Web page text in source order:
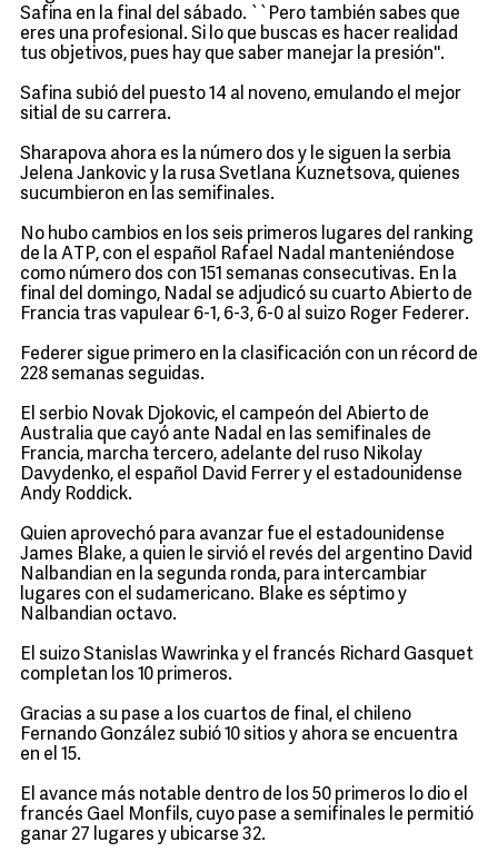
Safina en la final del sábado. ``Pero también sabes que
eres una profesional. Si lo que buscas es hacer realidad
tus objetivos, pues hay que saber manejar la presión''.
Safina subió del puesto 14 al noveno, emulando el mejor
sitial de su carrera.
Sharapova ahora es la número dos y le siguen la serbia
Jelena Jankovic y la rusa Svetlana Kuznetsova, quienes
sucumbieron en las semifinales.
No hubo cambios en los seis primeros lugares del ranking
de la ATP, con el español Rafael Nadal manteniéndose
como número dos con 151 semanas consecutivas. En la
final del domingo, Nadal se adjudicó su cuarto Abierto de
Francia tras vapulear 6-1, 6-3, 6-0 al suizo Roger Federer.
Federer sigue primero en la clasificación con un récord de
228 semanas seguidas.
El serbio Novak Djokovic, el campeón del Abierto de
Australia que cayó ante Nadal en las semifinales de
Francia, marcha tercero, adelante del ruso Nikolay
Davydenko, el español David Ferrer y el estadounidense
Andy Roddick.
Quien aprovechó para avanzar fue el estadounidense
James Blake, a quien le sirvió el revés del argentino David
Nalbandian en la segunda ronda, para intercambiar
lugares con el sudamericano. Blake es séptimo y
Nalbandian octavo.
El suizo Stanislas Wawrinka y el francés Richard Gasquet
completan los 10 primeros.
Gracias a su pase a los cuartos de final, el chileno
Fernando González subió 10 sitios y ahora se encuentra
en el 15.
El avance más notable dentro de los 50 primeros lo dio el
francés Gael Monfils, cuyo pase a semifinales le permitió
ganar 27 lugares y ubicarse 32.